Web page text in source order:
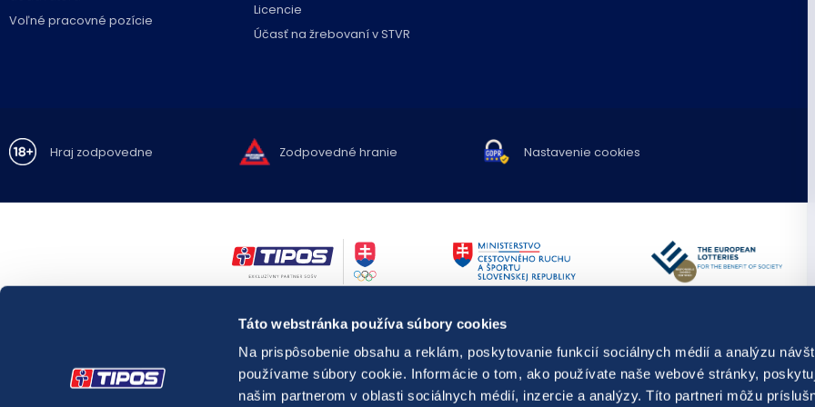
Táto webstránka používa súbory cookies
Na prispôsobenie obsahu a reklám, poskytovanie funkcií sociálnych médií a analýzu
používame súbory cookie. Informácie o tom, ako používate naše webové stránky,
našim partnerom v oblasti sociálnych médií, inzercie a analýzy. Títo partneri môžu
Voľné pracovné pozície
Licencie
Účasť na žrebovaní v STVR
Hraj zodpovedne Zodpovedné hranie Nastavenie cookies
Zákaz hrania hazardných hier osobám mladším ako 18 rokov.
Hazardné hry predstavujú riziko vysokých finančných strát.
Nadmerné hranie prináša so sebou možnézdravotné riziká.
V prípade potreby môžete kontaktovať Linku pomoci pre problémy s hraním,resp. kontaktovať
relevantnúšpecializovanú zdravotnícku inštitúciu pôsobiacu v oblasti prevencie, diagnostiky a liečby
látkových a nelátkových závislostí.
TIPOS využíva spravodajstvo a
Publikovanie alebo ďalšie šírenie
predchádzajúceho písomného
Diela odvysielané v rámci
dielami.